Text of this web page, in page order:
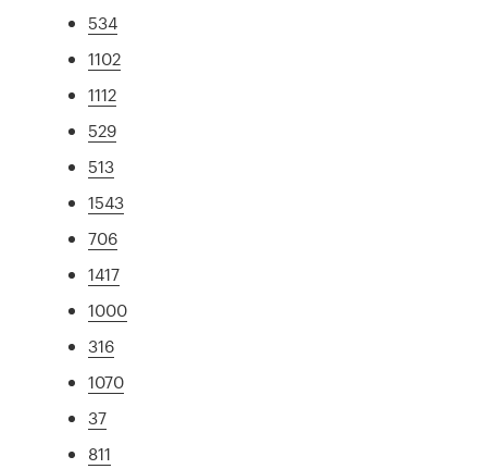
534
1102
1112
529
513
1543
706
1417
1000
316
1070
37
811